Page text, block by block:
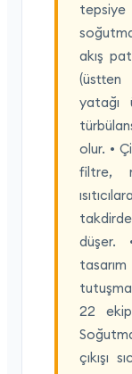
akış
(üstten
yatağı
olur. •
filtre,
düşer.
22
çıkışı